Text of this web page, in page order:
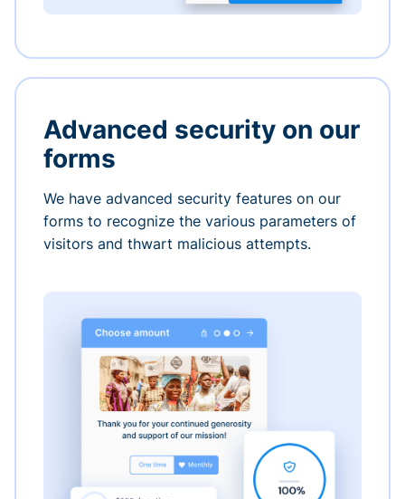
Advanced security on our
forms
We have advanced security features on our
forms to recognize the various parameters of
visitors and thwart malicious attempts.